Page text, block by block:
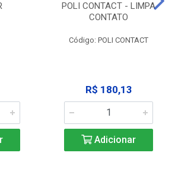
POLI CONTACT - LIMPA
CONTATO
Código: POLI CONTACT
R$ 180,13
Adicionar